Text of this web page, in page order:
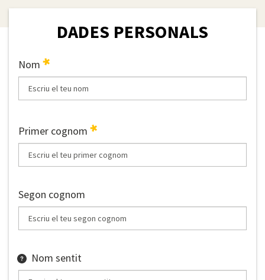
DADES PERSONALS
Nom
Primer cognom
Segon cognom
Nom sentit